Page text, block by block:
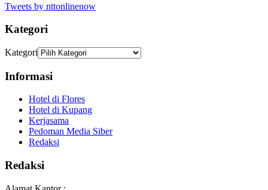
Tweets by nttonlinenow
Kategori
Kategori
Informasi
Hotel di Flores
Hotel di Kupang
Kerjasama
Pedoman Media Siber
Redaksi
Redaksi